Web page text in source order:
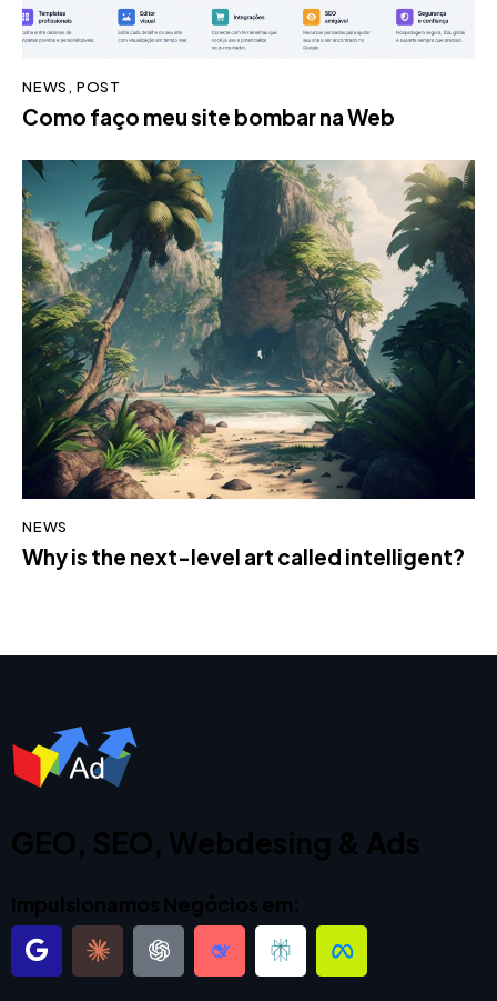
NEWS , POST
Como faço meu site bombar na Web
NEWS
Why is the next-level art called intelligent?
GEO, SEO, Webdesing & Ads
Impulsionamos Negócios em: